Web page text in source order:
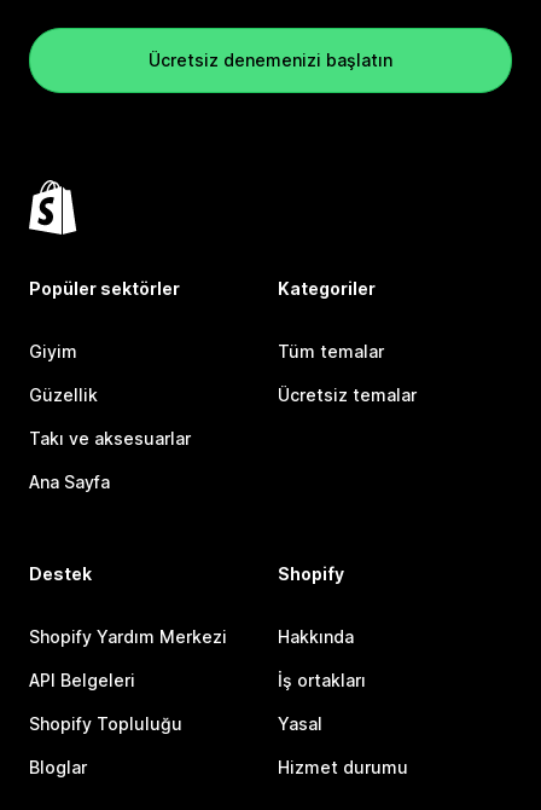
Ücretsiz denemenizi başlatın
Popüler sektörler
Giyim
Güzellik
Takı ve aksesuarlar
Ana Sayfa
Kategoriler
Tüm temalar
Ücretsiz temalar
Destek
Shopify Yardım Merkezi
API Belgeleri
Shopify Topluluğu
Bloglar
Shopify
Hakkında
İş ortakları
Yasal
Hizmet durumu